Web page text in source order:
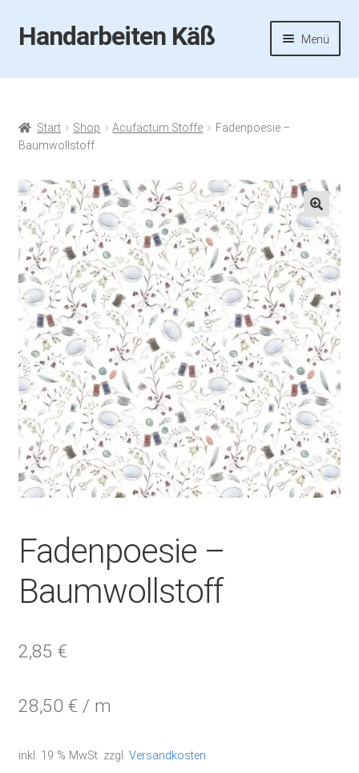
Zur
Navigation
Zum
Inhalt
Handarbeiten Käß Menü
Startseite
Aktuelles
Termine
Handarbeiten-Käß-Shop
Kasse
Mein Konto
Start Shop Acufactum Stoffe
Fadenpoesie –
Baumwollstoff
🔍
Fadenpoesie –
Baumwollstoff
2,85 €
28,50 € / m
inkl. 19 % MwSt. zzgl. Versandkosten